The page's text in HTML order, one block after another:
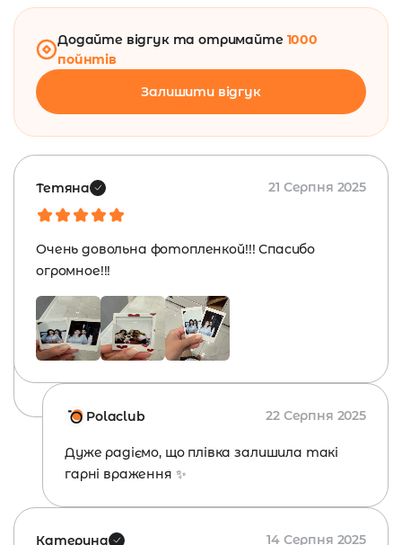
Додайте відгук та отримайте 1000
пойнтів
Залишити відгук
Тетяна 21 Серпня 2025
Очень довольна фотопленкой!!! Спасибо
огромное!!!
Polaclub 22 Серпня 2025
Дуже радіємо, що плівка залишила такі
гарні враження ✨
Катерина 14 Серпня 2025